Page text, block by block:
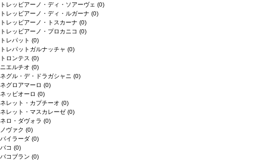
トレッビアーノ・ディ・ソアーヴェ (0)
トレッビアーノ・ディ・ルガーナ (0)
トレッビアーノ・トスカーナ (0)
トレッビアーノ・プロカニコ (0)
トレパット (0)
トレパットガルナッチャ (0)
トロンテス (0)
ニエルチオ (0)
ネグル・デ・ドラガシャニ (0)
ネグロアマーロ (0)
ネッビオーロ (0)
ネレット・カプチーオ (0)
ネレット・マスカレーゼ (0)
ネロ・ダヴォラ (0)
ノヴァク (0)
バイラーダ (0)
バコ (0)
バコブラン (0)